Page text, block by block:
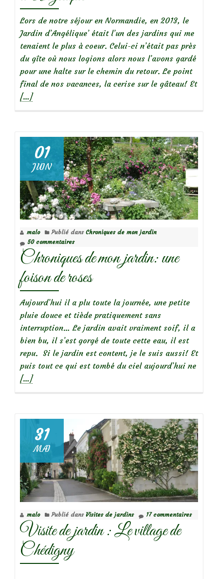
Lors de notre séjour en Normandie, en 2013, le
Jardin d’Angélique’ était l’un des jardins qui me
tenaient le plus à coeur. Celui-ci n’était pas près
du gîte où nous logions alors nous l’avons gardé
pour une halte sur le chemin du retour. Le point
final de nos vacances, la cerise sur le gâteau! EtEn
visite
du
jardin
[…]
01
JUIN
malo Publié dans Chroniques de mon jardin
50 commentaires
Chroniques de mon jardin: une
foison de roses
Aujourd’hui il a plu toute la journée, une petite
pluie douce et tiède pratiquement sans
interruption… Le jardin avait vraiment soif, il a
bien bu, il s’est gorgé de toute cette eau, il est
repu. Si le jardin est content, je le suis aussi! Et
puis tout ce qui est tombé du ciel aujourd’hui neEn
mon
une
roses
[…]
31
MAI
malo Publié dans Visites de jardins 17 commentaires
Visite de jardin : Le village de
Chédigny